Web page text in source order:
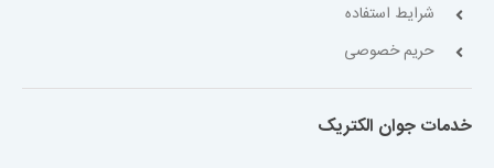
شرایط استفاده
حریم خصوصی
خدمات جوان الکتریک